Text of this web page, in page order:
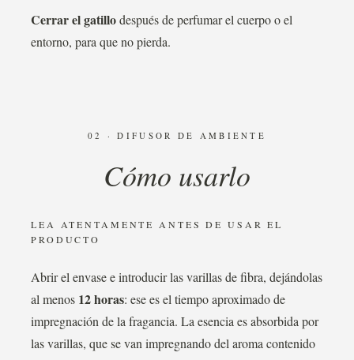
Cerrar el gatillodespués de perfumar el cuerpo o el
entorno, para que no pierda.
02 · DIFUSOR DE AMBIENTE
Cómo usarlo
LEA ATENTAMENTE ANTES DE USAR EL
PRODUCTO
Abrir el envase e introducir las varillas de fibra, dejándolas
al menos 12 horas: ese es el tiempo aproximado de
impregnación de la fragancia. La esencia es absorbida por
las varillas, que se van impregnando del aroma contenido